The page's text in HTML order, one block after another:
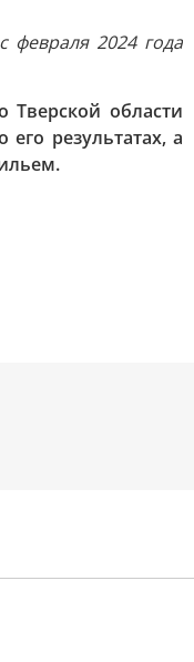
февраля 2024 года
Тверской области
результатах, а